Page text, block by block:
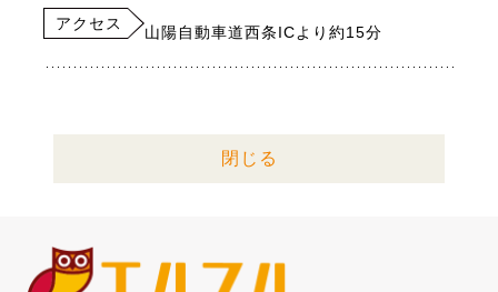
アクセス 山陽自動車道西条ICより約15分
閉じる